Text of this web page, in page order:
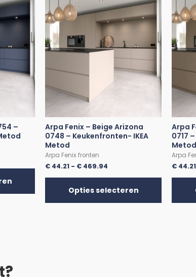
–
Arpa Fenix – Beige Arizona
0748 – Keukenfronten- IKEA
Metod
Arpa Fenix fronten
€ 44.21 - € 469.94
Opties selecteren
Arpa
0717
Metod
Arpa
€ 44.21